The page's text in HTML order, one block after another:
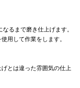
るまで磨き仕上げます。
用して作業をします。
とは違った雰囲気の仕上